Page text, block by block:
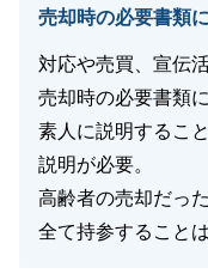
大きな海沿いのご
になれるよう、心
引き続き、不動産
ざいましたら、お
必ず力になります。
売却時の必要書類
対応や売買、宣伝
売却時の必要書類
素人に説明するこ
説明が必要。
高齢者の売却だっ
全て持参すること